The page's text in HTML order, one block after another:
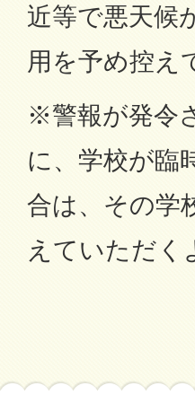
近等で悪天候
用を予め控え
※警報が発令
に、学校が臨
合は、その学
えていただく